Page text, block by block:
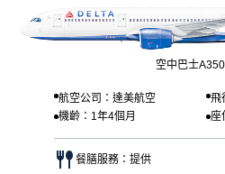
空中巴士
航空公司：達美航空
飛
機齡：1年4個月
座
餐膳服務：提供